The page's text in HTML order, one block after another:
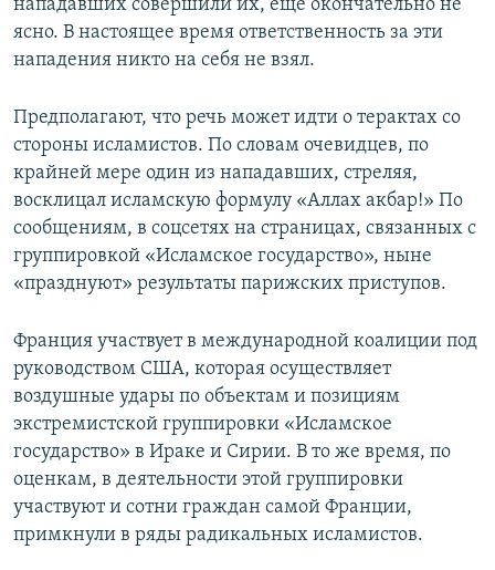
нападавших совершили их, еще окончательно не
ясно. В настоящее время ответственность за эти
нападения никто на себя не взял.
Предполагают, что речь может идти о терактах со
стороны исламистов. По словам очевидцев, по
крайней мере один из нападавших, стреляя,
восклицал исламскую формулу «Аллах акбар!» По
сообщениям, в соцсетях на страницах, связанных с
группировкой «Исламское государство», ныне
«празднуют» результаты парижских приступов.
Франция участвует в международной коалиции под
руководством США, которая осуществляет
воздушные удары по объектам и позициям
экстремистской группировки «Исламское
государство» в Ираке и Сирии. В то же время, по
оценкам, в деятельности этой группировки
участвуют и сотни граждан самой Франции,
примкнули в ряды радикальных исламистов.